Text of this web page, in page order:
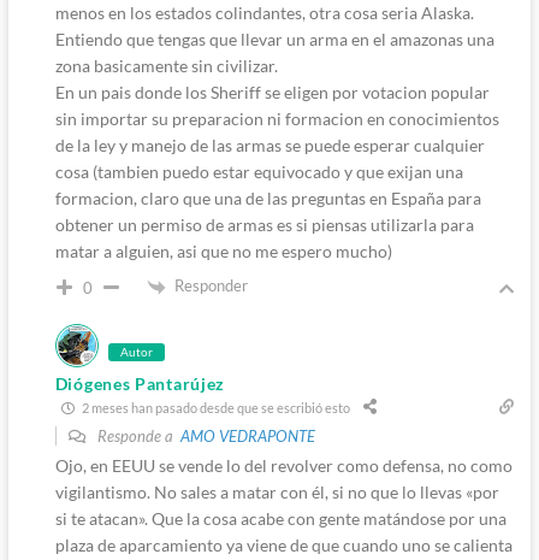
menos en los estados colindantes, otra cosa seria Alaska.
Entiendo que tengas que llevar un arma en el amazonas una
zona basicamente sin civilizar.
En un pais donde los Sheriff se eligen por votacion popular
sin importar su preparacion ni formacion en conocimientos
de la ley y manejo de las armas se puede esperar cualquier
cosa (tambien puedo estar equivocado y que exijan una
formacion, claro que una de las preguntas en España para
obtener un permiso de armas es si piensas utilizarla para
matar a alguien, asi que no me espero mucho)
0 Responder
Autor
Diógenes Pantarújez
2 meses han pasado desde que se escribió esto
Responde a AMO VEDRAPONTE
Ojo, en EEUU se vende lo del revolver como defensa, no como
vigilantismo. No sales a matar con él, si no que lo llevas «por
si te atacan». Que la cosa acabe con gente matándose por una
plaza de aparcamiento ya viene de que cuando uno se calienta